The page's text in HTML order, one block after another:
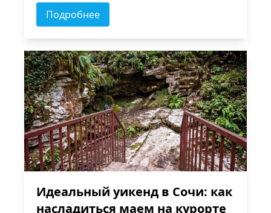
Подробнее
Идеальный уикенд в Сочи: как
насладиться маем на курорте